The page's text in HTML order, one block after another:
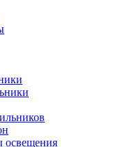
освещения